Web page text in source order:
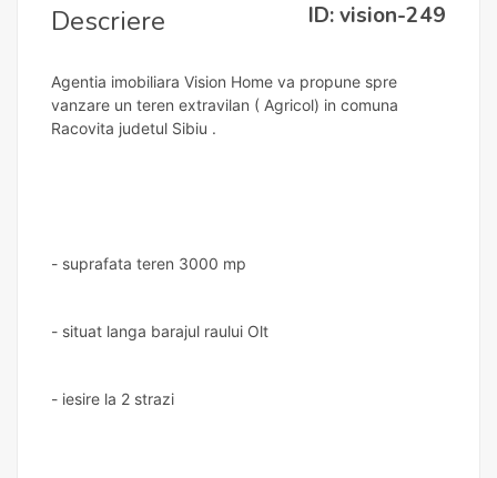
Descriere ID: vision-249
Agentia imobiliara Vision Home va propune spre
vanzare un teren extravilan ( Agricol) in comuna
Racovita judetul Sibiu .
- suprafata teren 3000 mp
- situat langa barajul raului Olt
- iesire la 2 strazi